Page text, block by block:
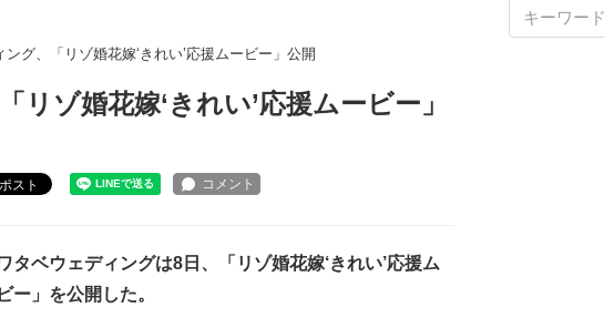
ング、「リゾ婚花嫁‘きれい’応援ムービー」公開
リゾ婚花嫁‘きれい’応援ムービー」
ポスト
タベウェディングは8日、「リゾ婚花嫁‘きれい’応援ム
ー」を公開した。